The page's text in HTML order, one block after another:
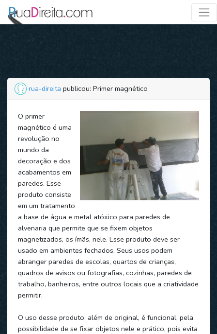
rua-direita publicou: Primer magnético
O primer
magnético é uma
revolução no
mundo da
decoração e dos
acabamentos em
paredes. Esse
produto consiste
em um tratamento
a base de água e metal atóxico para paredes de
alvenaria que permite que se fixem objetos
magnetizados, os ímãs, nele. Esse produto deve ser
usado em ambientes fechados. Seus usos podem
abranger paredes de escolas, quartos de crianças,
quadros de avisos ou fotografias, cozinhas, paredes de
trabalho, banheiros, entre outros locais que a criatividade
permitir.
O uso desse produto, além de original, é funcional, pela
possibilidade de se fixar objetos nele e prático, pois evita